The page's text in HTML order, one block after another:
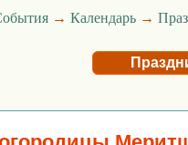
→ Календарь→